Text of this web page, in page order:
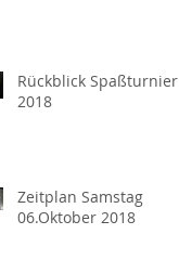
Rückblick Spaßturnier
2018
Zeitplan Samstag
06.Oktober 2018